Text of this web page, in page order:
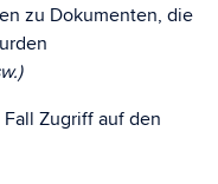
zu Dokumenten, die
Fall Zugriff auf den